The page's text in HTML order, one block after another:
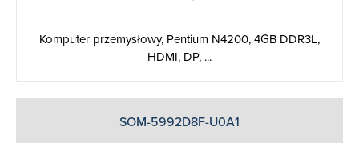
Komputer przemysłowy, Pentium N4200, 4GB DDR3L,
HDMI, DP, ...
SOM-5992D8F-U0A1